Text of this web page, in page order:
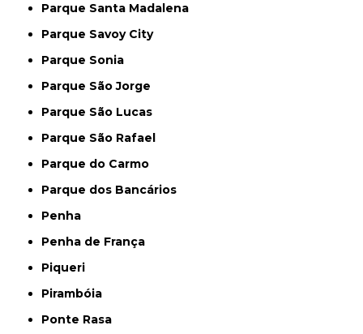
Parque Santa Madalena
Parque Savoy City
Parque Sonia
Parque São Jorge
Parque São Lucas
Parque São Rafael
Parque do Carmo
Parque dos Bancários
Penha
Penha de França
Piqueri
Pirambóia
Ponte Rasa